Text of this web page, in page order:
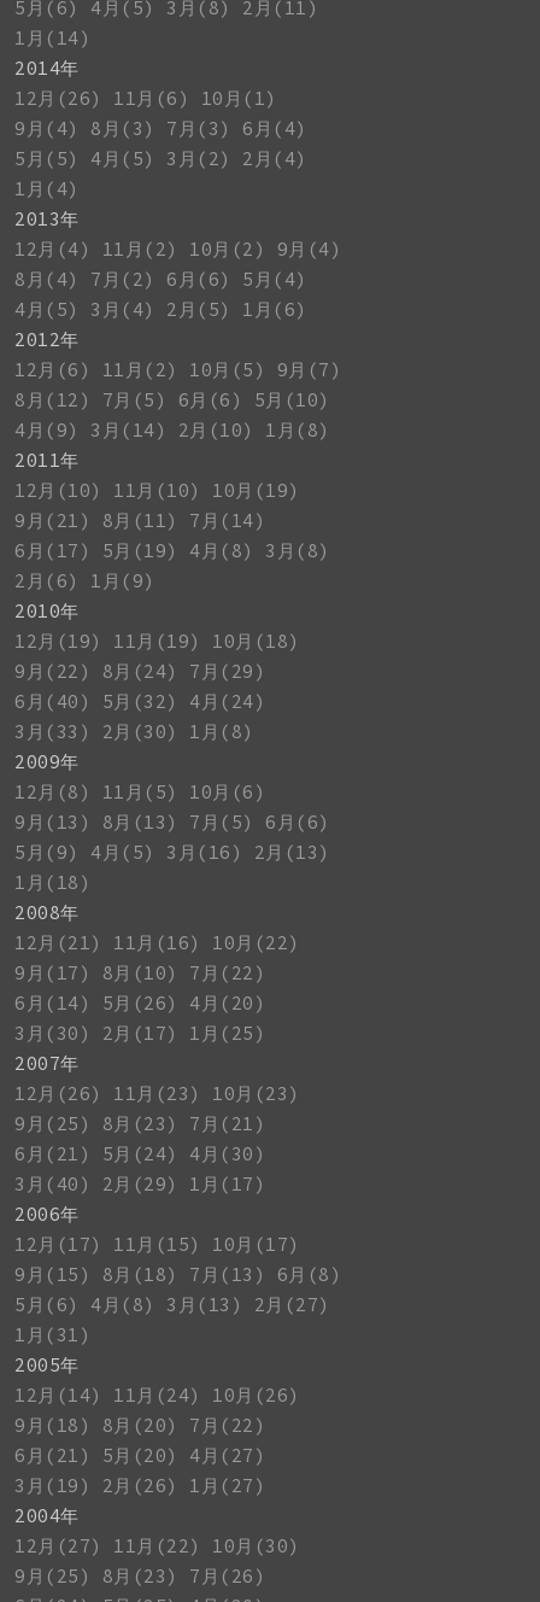
5月(6)
4月(5) 3月(8)
2月(11)
1月(14)
2014年
12月(26)
11月(6)
10月(1)
9月(4)
8月(3) 7月(3)
6月(4)
5月(5)
4月(5) 3月(2)
2月(4)
1月(4)
2013年
12月(4)
11月(2) 10月(2)
9月(4)
8月(4)
7月(2) 6月(6)
5月(4)
4月(5)
3月(4) 2月(5)
1月(6)
2012年
12月(6)
11月(2) 10月(5)
9月(7)
8月(12)
7月(5) 6月(6)
5月(10)
4月(9)
3月(14) 2月(10)
1月(8)
2011年
12月(10)
11月(10)
10月(19)
9月(21)
8月(11)
7月(14)
6月(17)
5月(19) 4月(8)
3月(8)
2月(6)
1月(9)
2010年
12月(19)
11月(19)
10月(18)
9月(22)
8月(24)
7月(29)
6月(40)
5月(32)
4月(24)
3月(33)
2月(30)
1月(8)
2009年
12月(8)
11月(5)
10月(6)
9月(13)
8月(13) 7月(5)
6月(6)
5月(9)
4月(5) 3月(16)
2月(13)
1月(18)
2008年
12月(21)
11月(16)
10月(22)
9月(17)
8月(10)
7月(22)
6月(14)
5月(26)
4月(20)
3月(30)
2月(17)
1月(25)
2007年
12月(26)
11月(23)
10月(23)
9月(25)
8月(23)
7月(21)
6月(21)
5月(24)
4月(30)
3月(40)
2月(29)
1月(17)
2006年
12月(17)
11月(15)
10月(17)
9月(15)
8月(18) 7月(13)
6月(8)
5月(6)
4月(8) 3月(13)
2月(27)
1月(31)
2005年
12月(14)
11月(24)
10月(26)
9月(18)
8月(20)
7月(22)
6月(21)
5月(20)
4月(27)
3月(19)
2月(26)
1月(27)
2004年
12月(27)
11月(22)
10月(30)
9月(25)
8月(23)
7月(26)